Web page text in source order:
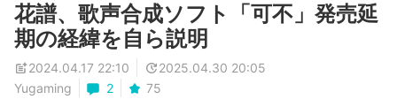
花譜、歌声合成ソフト「可不」発売延
期の経緯を自ら説明
2024.04.17 22:10
2025.04.30 20:05
Yugaming
2 75